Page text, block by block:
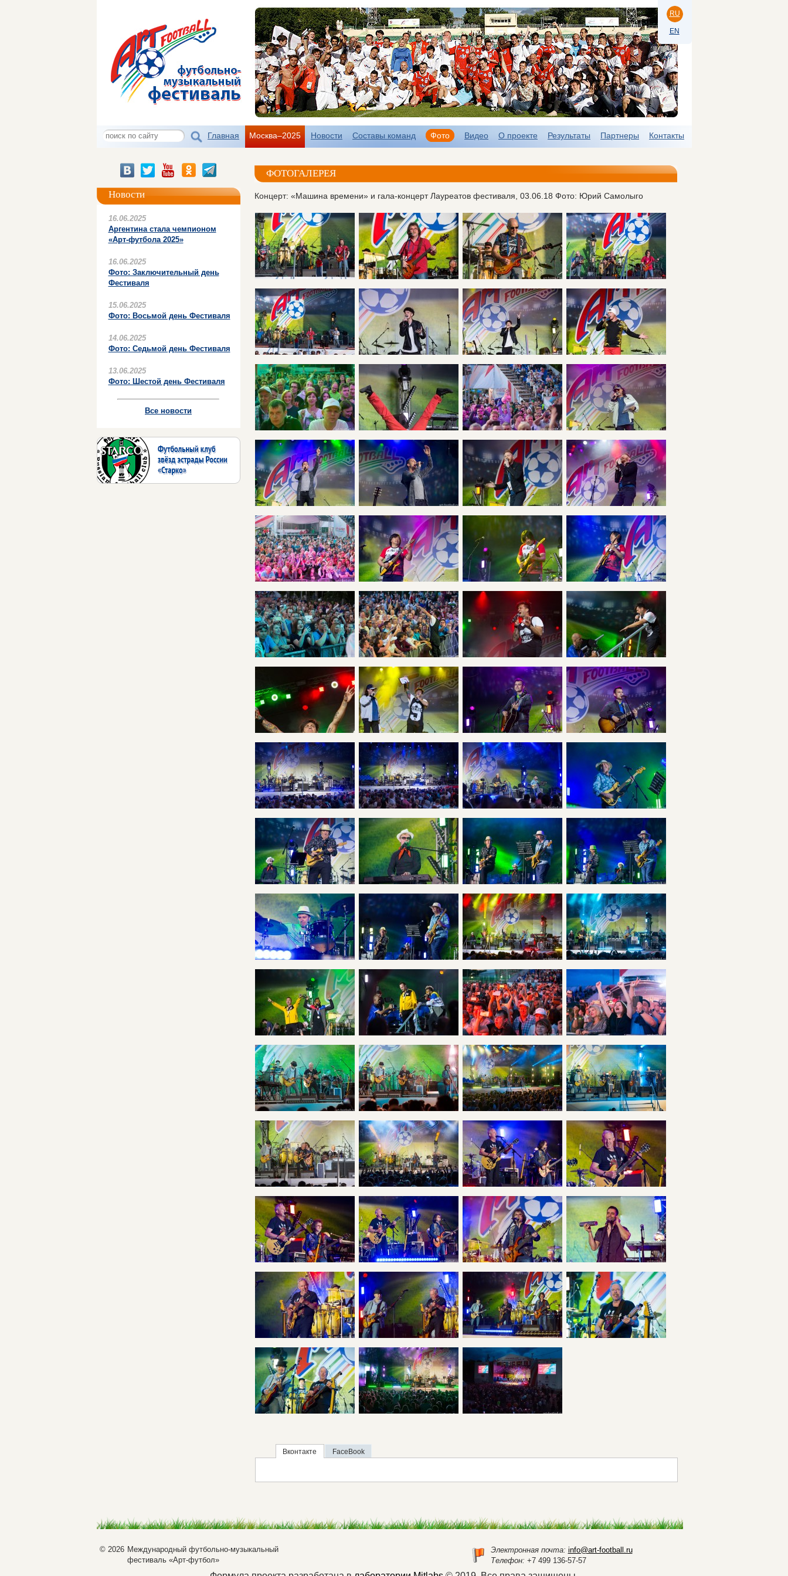
RU
EN
Главная Москва–2025 Новости Составы команд Фото Видео О проекте Результаты Партнеры Контакты
Новости
16.06.2025
Аргентина стала чемпионом
«Арт-футбола 2025»
16.06.2025
Фото: Заключительный день
Фестиваля
15.06.2025
Фото: Восьмой день Фестиваля
14.06.2025
Фото: Седьмой день Фестиваля
13.06.2025
Фото: Шестой день Фестиваля
Все новости
ФОТОГАЛЕРЕЯ
Концерт: «Машина времени» и гала-концерт Лауреатов фестиваля, 03.06.18 Фото: Юрий Самолыго
Вконтакте FaceBook
© 2026 Международный футбольно-музыкальный
фестиваль «Арт-футбол»
Электронная почта: info@art-football.ru
Телефон: +7 499 136-57-57